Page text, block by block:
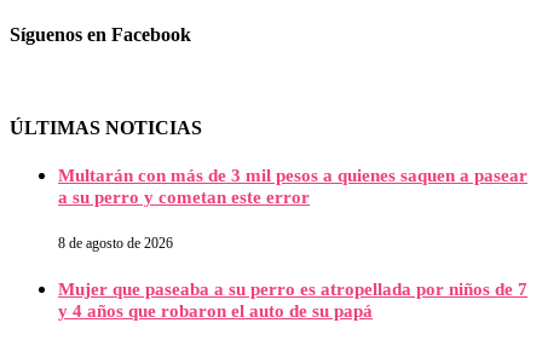
Síguenos en Facebook
ÚLTIMAS NOTICIAS
Multarán con más de 3 mil pesos a quienes saquen a pasear
a su perro y cometan este error
8 de agosto de 2026
Mujer que paseaba a su perro es atropellada por niños de 7
y 4 años que robaron el auto de su papá